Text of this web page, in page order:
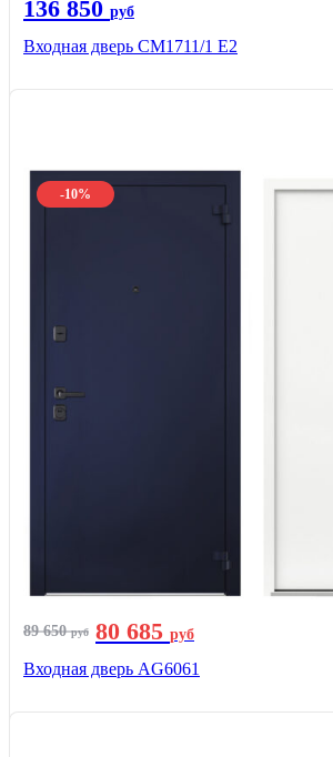
136 850 руб
Входная дверь CМ1711/1 Е2
-10%
89 650руб 80 685 руб
Входная дверь AG6061